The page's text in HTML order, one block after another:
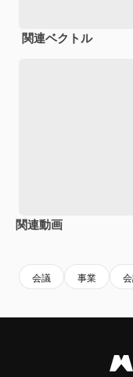
関連ベクトル
関連動画
会議 事業